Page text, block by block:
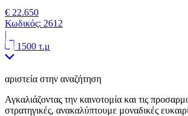
€ 22.650
Κωδικός: 2612
|
1500 τ.μ
αριστεία στην αναζήτηση
Αγκαλιάζοντας την καινοτομία και τις
στρατηγικές, ανακαλύπτουμε μοναδικές